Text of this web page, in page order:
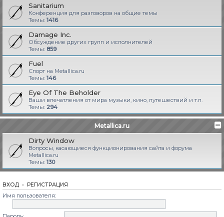
Sanitarium
Конференция для разговоров на общие темы
Темы: 1416
Damage Inc.
Обсуждение других групп и исполнителей
Темы: 859
Fuel
Спорт на Metallica.ru
Темы: 146
Eye Of The Beholder
Ваши впечатления от мира музыки, кино, путешествий и т.п.
Темы: 294
Metallica.ru
Dirty Window
Вопросы, касающиеся функционирования сайта и форума
Metallica.ru
Темы: 130
ВХОД • РЕГИСТРАЦИЯ
Имя пользователя: